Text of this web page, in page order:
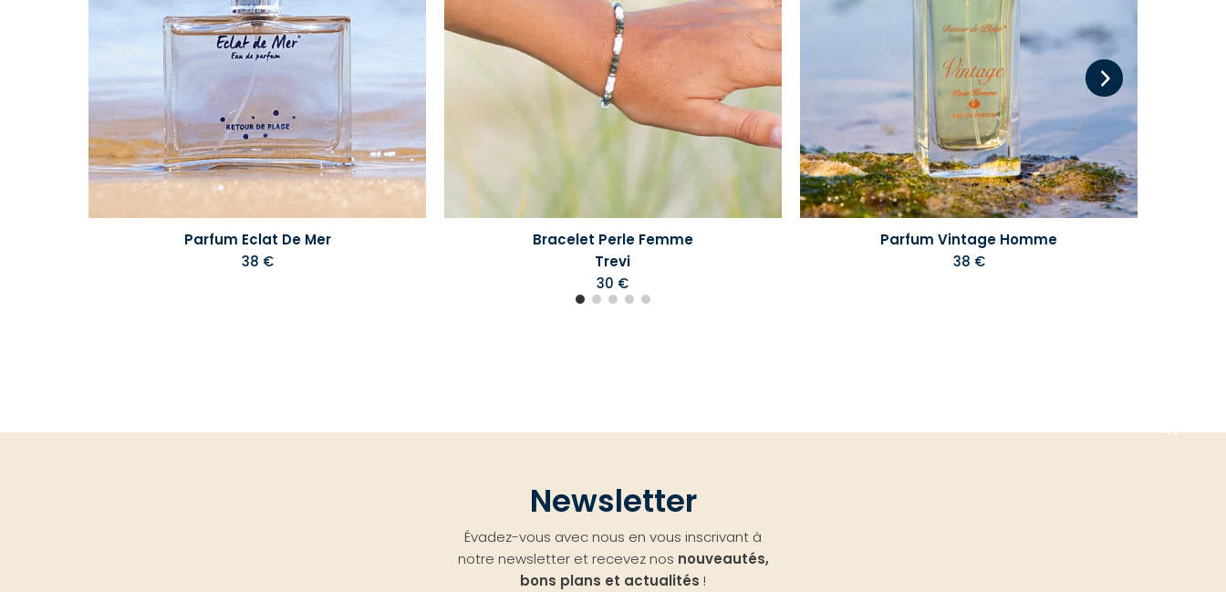
Parfum Eclat De Mer
38 €
Bracelet Perle Femme
Trevi
30 €
Parfum Vintage Homme
38 €
Newsletter
Évadez-vous avec nous en vous inscrivant à
notre newsletter et recevez nos nouveautés,
bons plans et actualités !